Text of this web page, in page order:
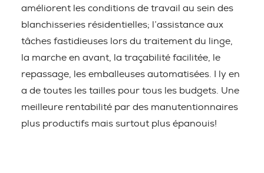
améliorent les conditions de travail au sein des
blanchisseries résidentielles; l’assistance aux
tâches fastidieuses lors du traitement du linge,
la marche en avant, la traçabilité facilitée, le
repassage, les emballeuses automatisées. I ly en
a de toutes les tailles pour tous les budgets. Une
meilleure rentabilité par des manutentionnaires
plus productifs mais surtout plus épanouis!